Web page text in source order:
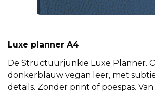
Luxe planner A4
De Structuurjunkie Luxe Planner.
donkerblauw vegan leer, met
details. Zonder print of poespas.